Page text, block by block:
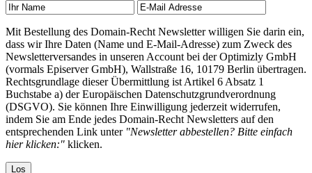
Mit Bestellung des Domain-Recht Newsletter willigen Sie darin ein,
dass wir Ihre Daten (Name und E-Mail-Adresse) zum Zweck des
Newsletterversandes in unseren Account bei der Optimizly GmbH
(vormals Episerver GmbH), Wallstraße 16, 10179 Berlin übertragen.
Rechtsgrundlage dieser Übermittlung ist Artikel 6 Absatz 1
Buchstabe a) der Europäischen Datenschutzgrundverordnung
(DSGVO). Sie können Ihre Einwilligung jederzeit widerrufen,
indem Sie am Ende jedes Domain-Recht Newsletters auf den
entsprechenden Link unter "Newsletter abbestellen? Bitte einfach
hier klicken:" klicken.